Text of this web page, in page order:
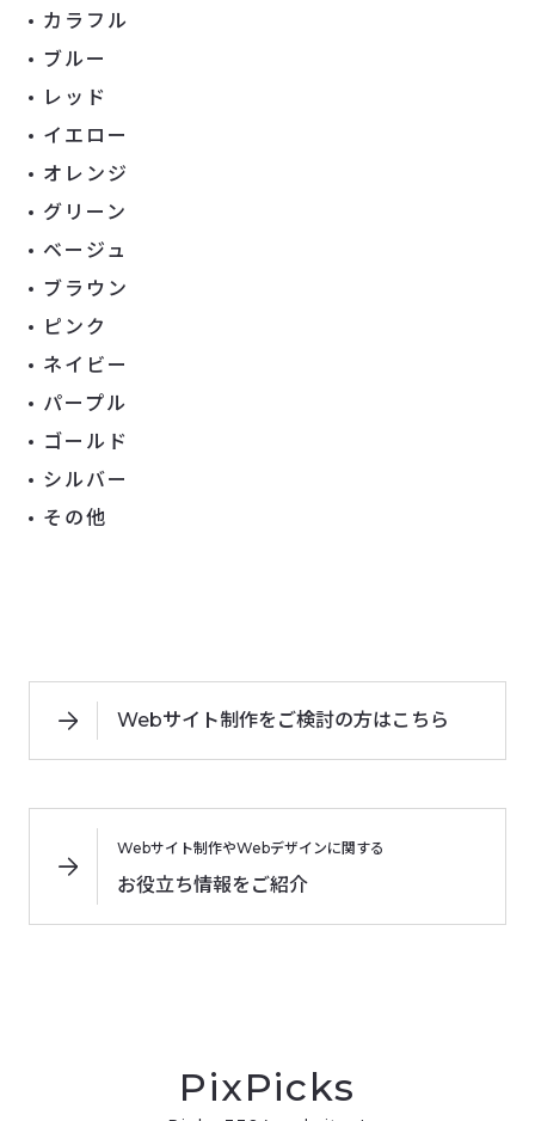
カラフル
ブルー
レッド
イエロー
オレンジ
グリーン
ベージュ
ブラウン
ピンク
ネイビー
パープル
ゴールド
シルバー
その他
Webサイト制作をご検討の方はこちら
Webサイト制作やWebデザインに関する
お役立ち情報をご紹介
PixPicks